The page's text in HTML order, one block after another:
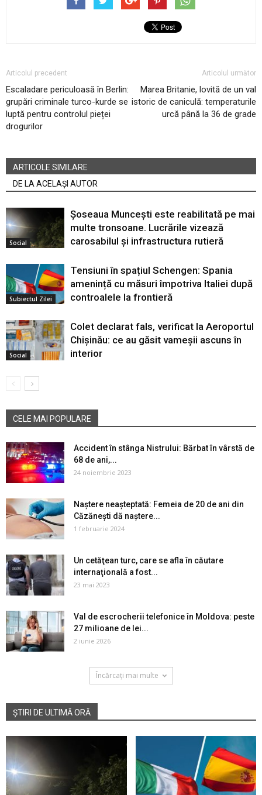
Articolul precedent
Escaladare periculoasă în Berlin:
grupări criminale turco-kurde se
luptă pentru controlul pieței
drogurilor
Articolul următor
Marea Britanie, lovită de un val
istoric de caniculă: temperaturile
urcă până la 36 de grade
ARTICOLE SIMILARE
DE LA ACELAȘI AUTOR
Social
Șoseaua Muncești este reabilitată pe mai
multe tronsoane. Lucrările vizează
carosabilul și infrastructura rutieră
Subiectul Zilei
Tensiuni în spațiul Schengen: Spania
amenință cu măsuri împotriva Italiei după
controalele la frontieră
Social
Colet declarat fals, verificat la Aeroportul
Chișinău: ce au găsit vameșii ascuns în
interior
CELE MAI POPULARE
Accident în stânga Nistrului: Bărbat în vârstă de
68 de ani,...
24 noiembrie 2023
Naștere neașteptată: Femeia de 20 de ani din
Căzănești dă naștere...
1 februarie 2024
Un cetăţean turc, care se afla în căutare
internaţională a fost...
23 mai 2023
Val de escrocherii telefonice în Moldova: peste
27 milioane de lei...
2 iunie 2026
Încărcați mai multe
ȘTIRI DE ULTIMĂ ORĂ